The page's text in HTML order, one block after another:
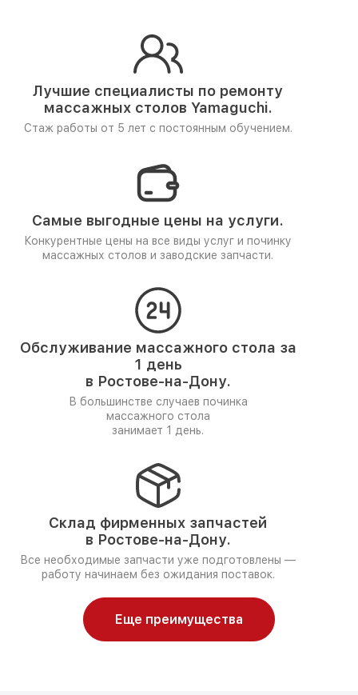
Лучшие специалисты по ремонту
массажных столов Yamaguchi.
Стаж работы от 5 лет с постоянным обучением.
Самые выгодные цены на услуги.
Конкурентные цены на все виды услуг и починку
массажных столов и заводские запчасти.
Обслуживание массажного стола за
1 день
в Ростове-на-Дону.
В большинстве случаев починка
массажного стола
занимает 1 день.
Склад фирменных запчастей
в Ростове-на-Дону.
Все необходимые запчасти уже подготовлены —
работу начинаем без ожидания поставок.
Еще преимущества